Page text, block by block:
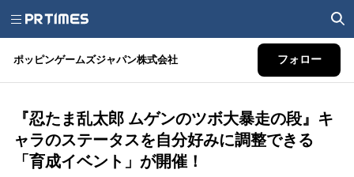
ポッピンゲームズジャパン株式会社 フォロー
『忍たま乱太郎 ムゲンのツボ大暴走の段』キ
ャラのステータスを自分好みに調整できる
「育成イベント」が開催！